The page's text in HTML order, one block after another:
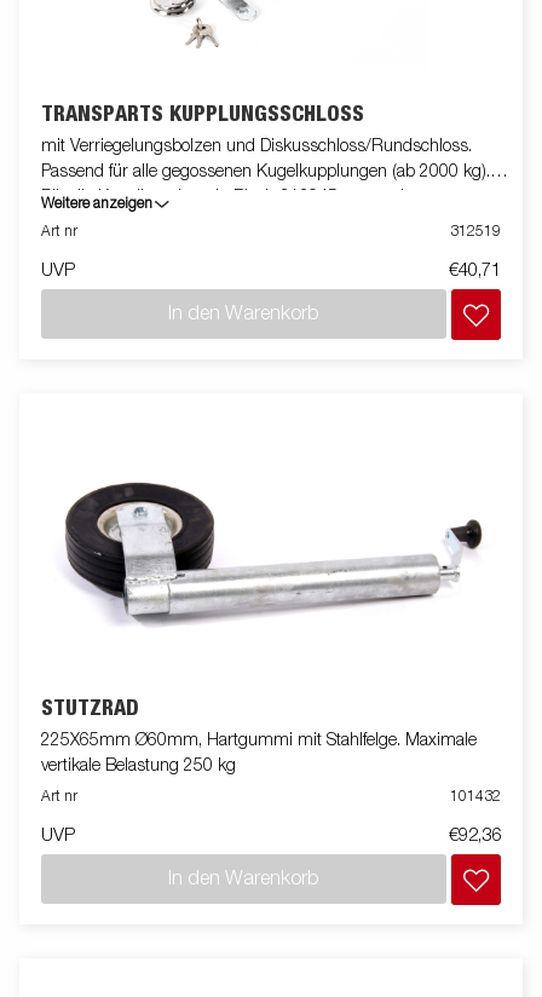
TRANSPARTS KUPPLUNGSSCHLOSS
mit Verriegelungsbolzen und Diskusschloss/Rundschloss.
Passend für alle gegossenen Kugelkupplungen (ab 2000 kg).
Für die Kugelkupplung in Blech 313945 verwenden.
Weitere anzeigen
Art nr
312519
UVP €40,71
In den Warenkorb
STÜTZRAD
225X65mm Ø60mm, Hartgummi mit Stahlfelge. Maximale
vertikale Belastung 250 kg
Art nr 101432
UVP €92,36
In den Warenkorb